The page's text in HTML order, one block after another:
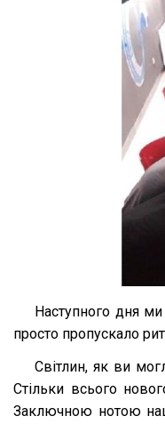
Наступного дня
просто пропускало
Світлин, як ви
Стільки всього
Заключною нотою